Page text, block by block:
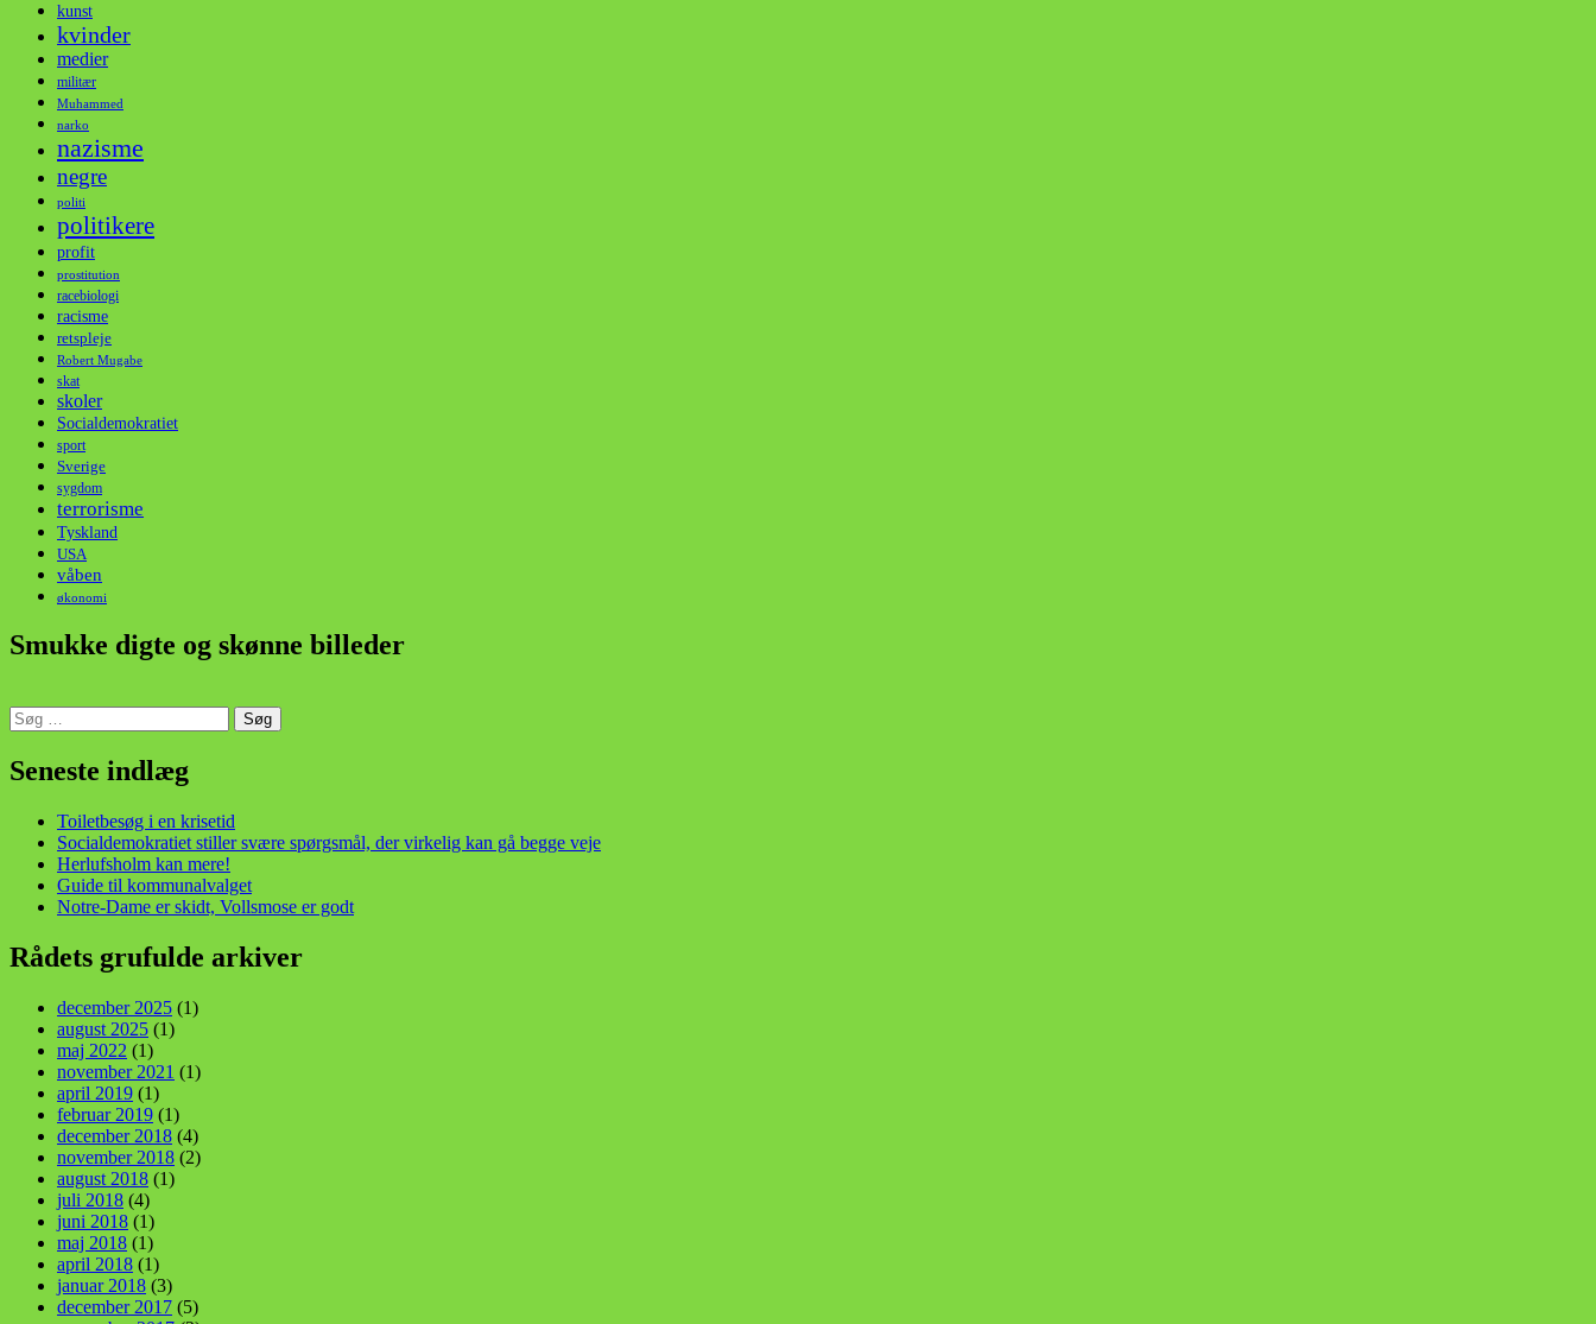
kunst
kvinder
medier
militær
Muhammed
narko
nazisme
negre
politi
politikere
profit
prostitution
racebiologi
racisme
retspleje
Robert Mugabe
skat
skoler
Socialdemokratiet
sport
Sverige
sygdom
terrorisme
Tyskland
USA
våben
økonomi
Smukke digte og skønne billeder
Søg
efter:
Seneste indlæg
Toiletbesøg i en krisetid
Socialdemokratiet stiller svære spørgsmål, der virkelig kan gå begge veje
Herlufsholm kan mere!
Guide til kommunalvalget
Notre-Dame er skidt, Vollsmose er godt
Rådets grufulde arkiver
december 2025 (1)
august 2025 (1)
maj 2022 (1)
november 2021 (1)
april 2019 (1)
februar 2019 (1)
december 2018 (4)
november 2018 (2)
august 2018 (1)
juli 2018 (4)
juni 2018 (1)
maj 2018 (1)
april 2018 (1)
januar 2018 (3)
december 2017 (5)